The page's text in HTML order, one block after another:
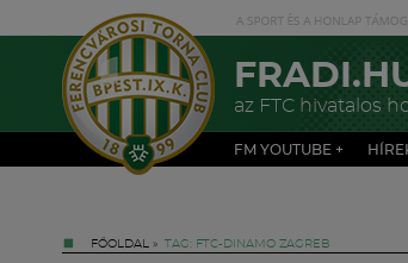
az FTC hivatalos
FM YOUTUBE +
FŐOLDAL » TAG: FTC-DINAMO ZAGREB